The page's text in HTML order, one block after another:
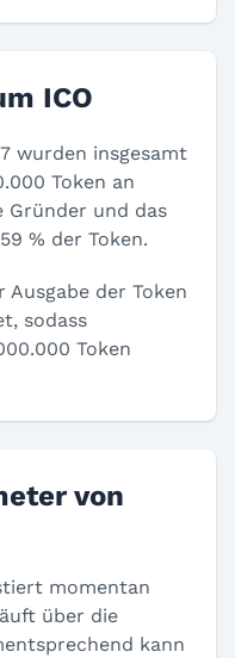
ICO
wurden insgesamt
Token an
Gründer und das
% der Token.
der Token
sodass
Token
von
momentan
über die
kann